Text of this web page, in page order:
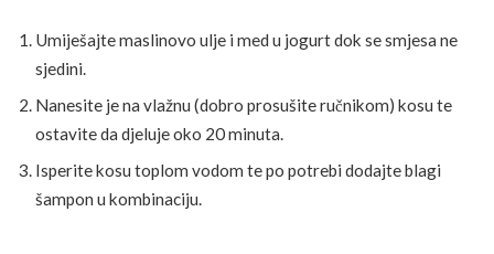
Umiješajte maslinovo ulje i med u jogurt dok se smjesa ne
sjedini.
Nanesite je na vlažnu (dobro prosušite ručnikom) kosu te
ostavite da djeluje oko 20 minuta.
Isperite kosu toplom vodom te po potrebi dodajte blagi
šampon u kombinaciju.